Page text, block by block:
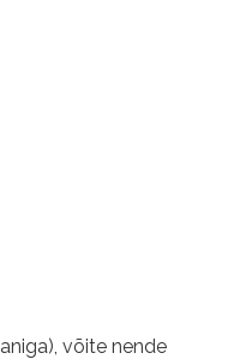
võite nende